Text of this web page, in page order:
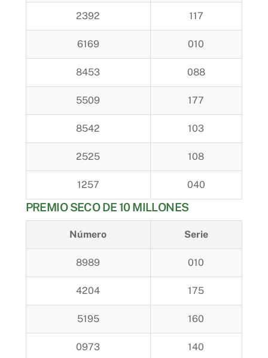
2392 117
6169 010
8453 088
5509 177
8542 103
2525 108
1257 040
PREMIO SECO DE 10 MILLONES
Número Serie
8989 010
4204 175
5195 160
0973 140